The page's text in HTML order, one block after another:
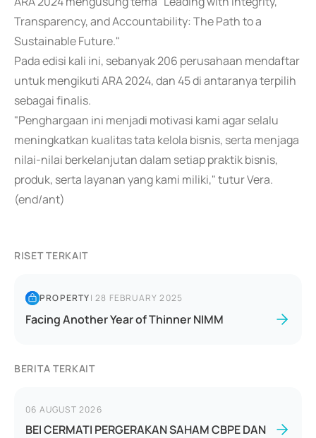
Transparency, and Accountability: The Path to a
Sustainable Future."
Pada edisi kali ini, sebanyak 206 perusahaan mendaftar
untuk mengikuti ARA 2024, dan 45 di antaranya terpilih
sebagai finalis.
"Penghargaan ini menjadi motivasi kami agar selalu
meningkatkan kualitas tata kelola bisnis, serta menjaga
nilai-nilai berkelanjutan dalam setiap praktik bisnis,
produk, serta layanan yang kami miliki," tutur Vera.
(end/ant)
RISET TERKAIT
PROPERTY|28 FEBRUARY 2025
Facing Another Year of Thinner NIMM
BERITA TERKAIT
06 AUGUST 2026
BEI CERMATI PERGERAKAN SAHAM CBPE DAN